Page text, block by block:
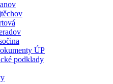
ÚP
podklady